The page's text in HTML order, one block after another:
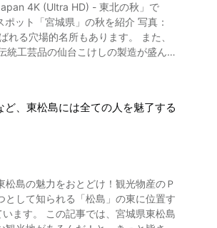
。 日本古来の風景を堪能できる人気
ひ足を伸ばしてみましょう。 東
光が楽しめます。 東北の観
鉄器は観光のお土産にぴったりです
、東松島には全ての人を魅了する
島の魅力をおとどけ！観光物産のＰ
県東松島